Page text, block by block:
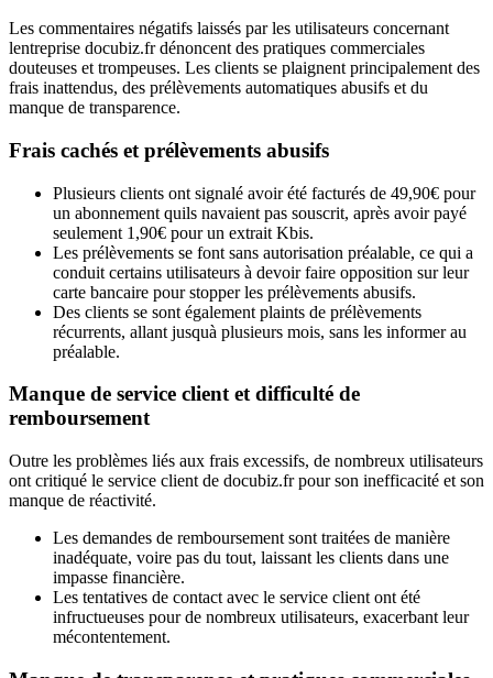
Les commentaires négatifs laissés par les utilisateurs concernant
lentreprise docubiz.fr dénoncent des pratiques commerciales
douteuses et trompeuses. Les clients se plaignent principalement des
frais inattendus, des prélèvements automatiques abusifs et du
manque de transparence.
Frais cachés et prélèvements abusifs
Plusieurs clients ont signalé avoir été facturés de 49,90€ pour
un abonnement quils navaient pas souscrit, après avoir payé
seulement 1,90€ pour un extrait Kbis.
Les prélèvements se font sans autorisation préalable, ce qui a
conduit certains utilisateurs à devoir faire opposition sur leur
carte bancaire pour stopper les prélèvements abusifs.
Des clients se sont également plaints de prélèvements
récurrents, allant jusquà plusieurs mois, sans les informer au
préalable.
Manque de service client et difficulté de
remboursement
Outre les problèmes liés aux frais excessifs, de nombreux utilisateurs
ont critiqué le service client de docubiz.fr pour son inefficacité et son
manque de réactivité.
Les demandes de remboursement sont traitées de manière
inadéquate, voire pas du tout, laissant les clients dans une
impasse financière.
Les tentatives de contact avec le service client ont été
infructueuses pour de nombreux utilisateurs, exacerbant leur
mécontentement.